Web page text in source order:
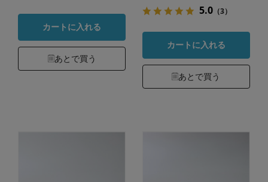
カートに入れる
あとで買う
5.0（3）
カートに入れる
あとで買う